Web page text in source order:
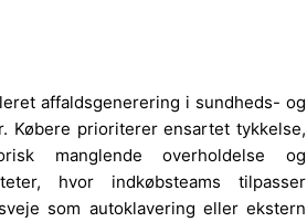
affaldsgenerering i sundheds- og
Købere prioriterer ensartet tykkelse,
manglende overholdelse og
hvor indkøbsteams tilpasser
som autoklavering eller ekstern